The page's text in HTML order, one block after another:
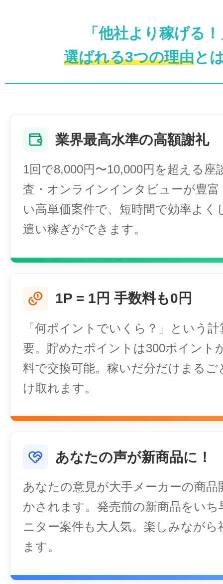
「他社より稼げる
選ばれる3つの理由と
業界最高水準の高額謝礼
1回で8,000円〜10,000円を超える座
査・オンラインインタビューが豊
い高単価案件で、短時間で効率よく
遣い稼ぎができます。
1P = 1円 手数料も0円
「何ポイントでいくら？」という
要。貯めたポイントは300ポイント
料で交換可能。稼いだ分だけまるご
け取れます。
あなたの声が新商品に！
あなたの意見が大手メーカーの商品
かされます。発売前の新商品をいち
ニター案件も大人気。楽しみながら
ます。